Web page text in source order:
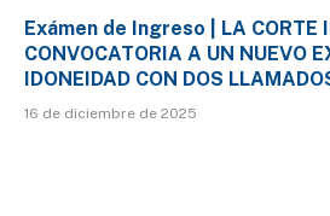
Exámen de Ingreso | LA CORTE
CONVOCATORIA A UN NUEVO
IDONEIDAD CON DOS
16 de diciembre de 2025